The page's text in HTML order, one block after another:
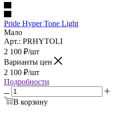
Pride Hyper Tone Light
Мало
Арт.: PRHYTOLI
2 100 ₽/шт
Варианты цен
2 100 ₽/шт
Подробности
В корзину